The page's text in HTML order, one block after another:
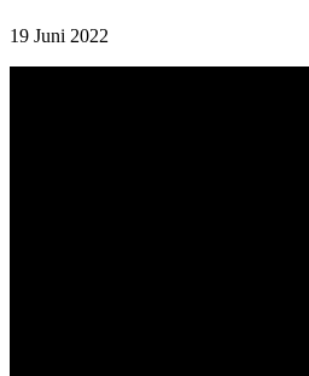
19 Juni 2022